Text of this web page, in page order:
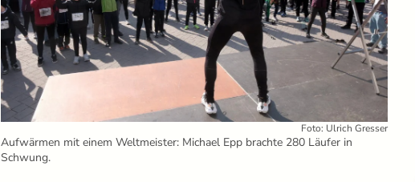
Foto: Ulrich Gresser
Aufwärmen mit einem Weltmeister: Michael Epp brachte 280 Läufer in
Schwung.